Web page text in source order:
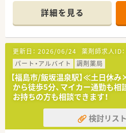
詳細を見る
更新日： 2026/06/24 薬剤師求人ID：
パート・アルバイト
調剤薬局
【福島市/飯坂温泉駅】≪土日休
から徒歩5分、マイカー通勤も相
お持ちの方も相談できます！
検討リス